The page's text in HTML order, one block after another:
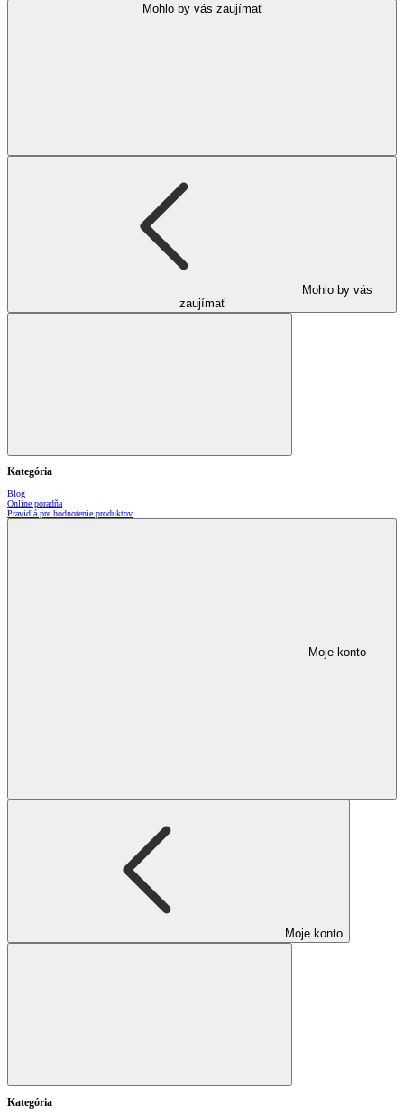
Mohlo by vás zaujímať
Mohlo by vás
zaujímať
Kategória
Blog
Online poradňa
Pravidlá pre hodnotenie produktov
Moje konto
Moje konto
Kategória